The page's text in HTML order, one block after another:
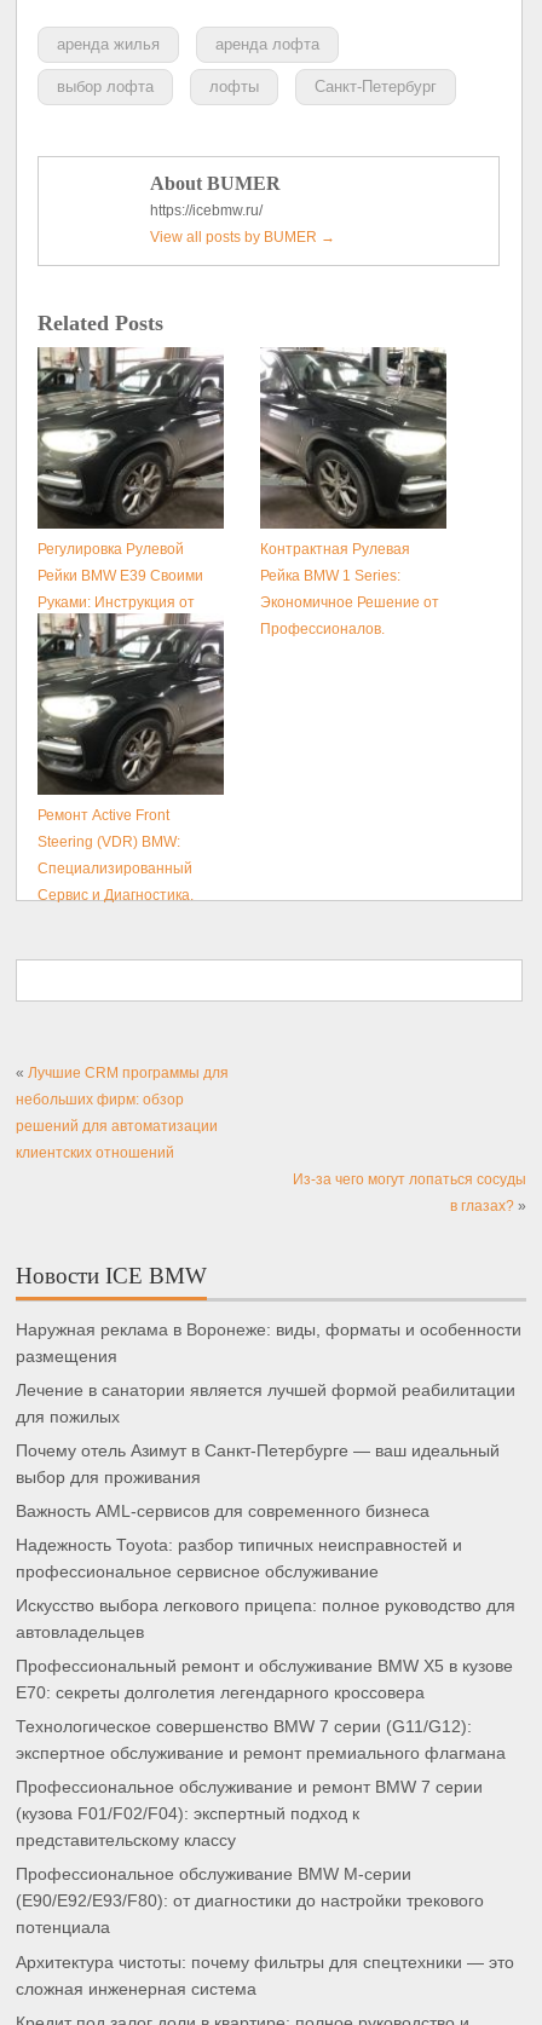
аренда жилья аренда лофта
выбор лофта лофты Санкт-Петербург
About BUMER
https://icebmw.ru/
View all posts by BUMER →
Related Posts
Регулировка Рулевой
Рейки BMW E39 Своими
Руками: Инструкция от
Мастера.
Контрактная Рулевая
Рейка BMW 1 Series:
Экономичное Решение от
Профессионалов.
Ремонт Active Front
Steering (VDR) BMW:
Специализированный
Сервис и Диагностика.
«Лучшие CRM программы для
небольших фирм: обзор
решений для автоматизации
клиентских отношений
Из-за чего могут лопаться сосуды
в глазах?»
Новости ICE BMW
Наружная реклама в Воронеже: виды, форматы и особенности
размещения
Лечение в санатории является лучшей формой реабилитации
для пожилых
Почему отель Азимут в Санкт-Петербурге — ваш идеальный
выбор для проживания
Важность AML-сервисов для современного бизнеса
Надежность Toyota: разбор типичных неисправностей и
профессиональное сервисное обслуживание
Искусство выбора легкового прицепа: полное руководство для
автовладельцев
Профессиональный ремонт и обслуживание BMW X5 в кузове
E70: секреты долголетия легендарного кроссовера
Технологическое совершенство BMW 7 серии (G11/G12):
экспертное обслуживание и ремонт премиального флагмана
Профессиональное обслуживание и ремонт BMW 7 серии
(кузова F01/F02/F04): экспертный подход к
представительскому классу
Профессиональное обслуживание BMW M-серии
(E90/E92/E93/F80): от диагностики до настройки трекового
потенциала
Архитектура чистоты: почему фильтры для спецтехники — это
сложная инженерная система